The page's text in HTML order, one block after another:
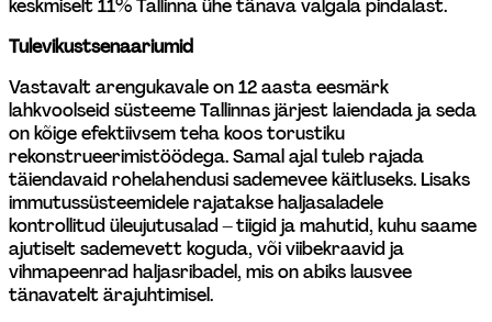
keskmiselt 11% Tallinna ühe tänava valgala pindalast.
Tulevikustsenaariumid
Vastavalt arengukavale on 12 aasta eesmärk
lahkvoolseid süsteeme Tallinnas järjest laiendada ja seda
on kõige efektiivsem teha koos torustiku
rekonstrueerimistöödega. Samal ajal tuleb rajada
täiendavaid rohelahendusi sademevee käitluseks. Lisaks
immutussüsteemidele rajatakse haljasaladele
kontrollitud üleujutusalad – tiigid ja mahutid, kuhu saame
ajutiselt sademevett koguda, või viibekraavid ja
vihmapeenrad haljasribadel, mis on abiks lausvee
tänavatelt ärajuhtimisel.